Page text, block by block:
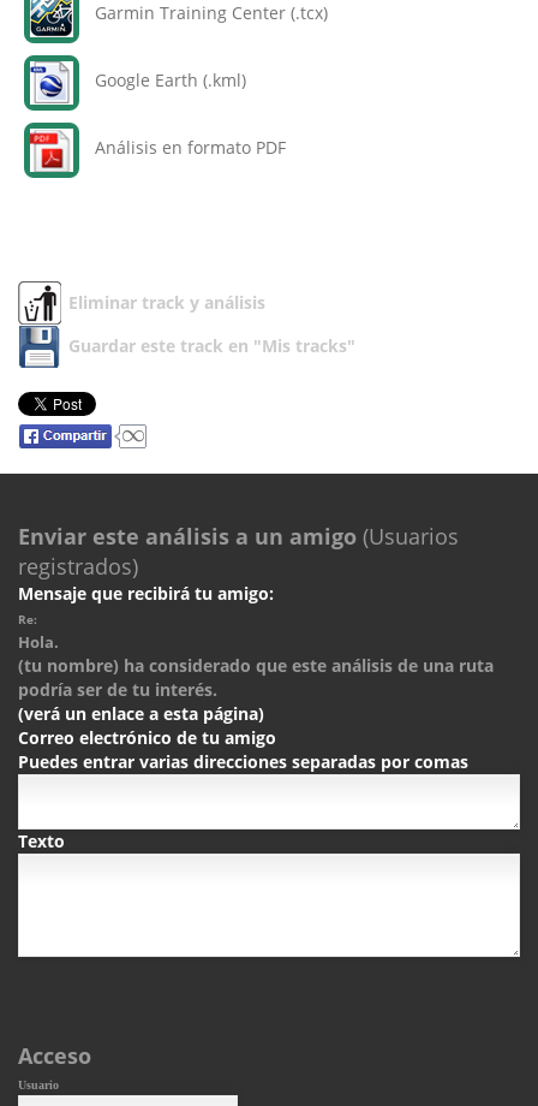
Garmin Training Center (.tcx)
Google Earth (.kml)
Análisis en formato PDF
Eliminar track y análisis
Guardar este track en "Mis tracks"
Enviar este análisis a un amigo (Usuarios
registrados)
Mensaje que recibirá tu amigo:
Re:
Hola.
(tu nombre) ha considerado que este análisis de una ruta
podría ser de tu interés.
(verá un enlace a esta página)
Correo electrónico de tu amigo
Puedes entrar varias direcciones separadas por comas
Texto
Acceso
Usuario